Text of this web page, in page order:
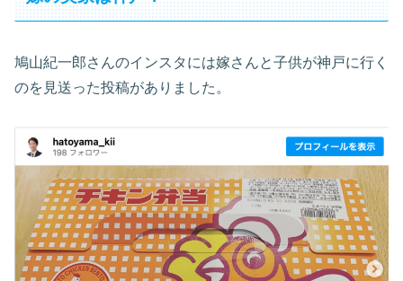
鳩山紀一郎さんのインスタには嫁さんと子供が神戸に行く
のを見送った投稿がありました。